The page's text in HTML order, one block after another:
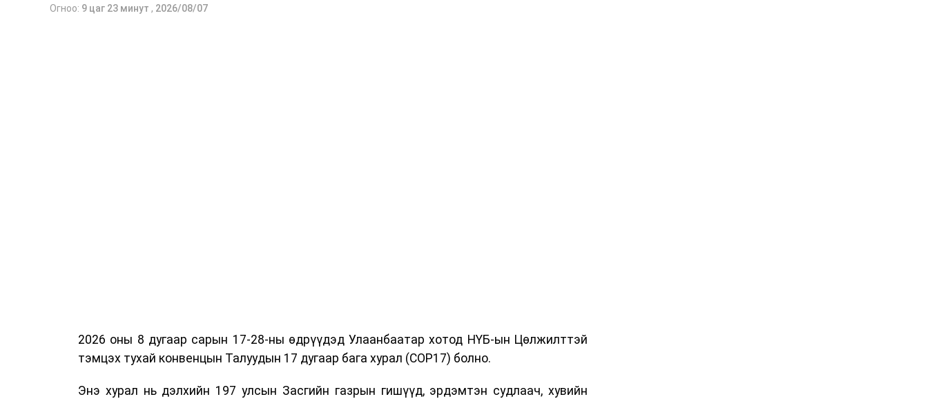
Огноо: 9 цаг 23 минут , 2026/08/07
2026 оны 8 дугаар сарын 17-28-ны өдрүүдэд Улаанбаатар хотод НҮБ-ын Цөлжилттэй
тэмцэх тухай конвенцын Талуудын 17 дугаар бага хурал (COP17) болно.
Энэ хурал нь дэлхийн 197 улсын Засгийн газрын гишүүд, эрдэмтэн судлаач, хувийн